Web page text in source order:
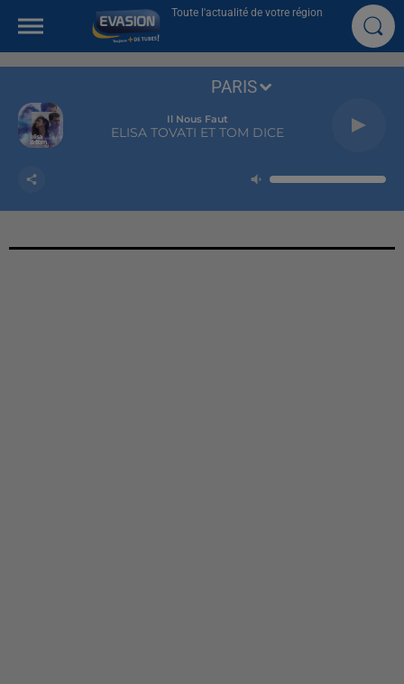
Toute l'actualité de votre région
Il Nous Faut
ELISA TOVATI ET TOM DICE
PARIS